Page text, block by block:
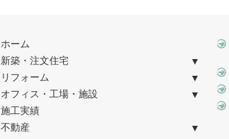
ホーム
新築・注文住宅
リフォーム
オフィス・工場・施設
施工実績
不動産